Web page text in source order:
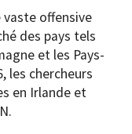
offensive
des pays tels
et les Pays-
les chercheurs
en Irlande et